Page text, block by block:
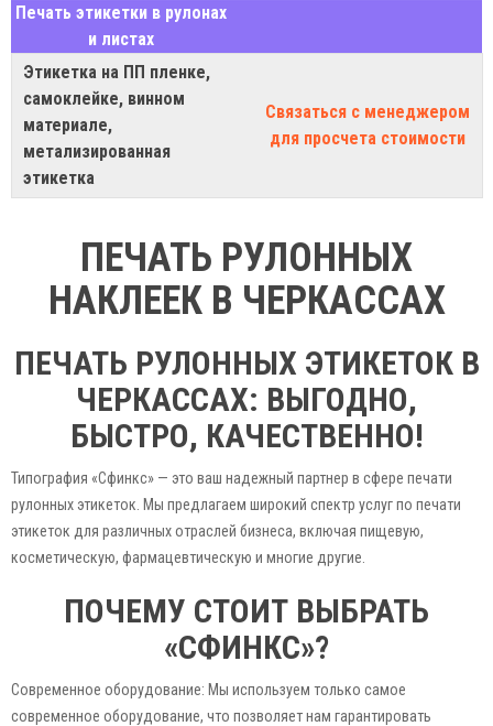
Печать этикетки в рулонах
и листах
Этикетка на ПП пленке,
самоклейке, винном
материале,
метализированная
этикетка
Связаться с менеджером
для просчета стоимости
ПЕЧАТЬ РУЛОННЫХ
НАКЛЕЕК В ЧЕРКАССАХ
ПЕЧАТЬ РУЛОННЫХ ЭТИКЕТОК В
ЧЕРКАССАХ: ВЫГОДНО,
БЫСТРО, КАЧЕСТВЕННО!
Типография «Сфинкс» — это ваш надежный партнер в сфере печати
рулонных этикеток. Мы предлагаем широкий спектр услуг по печати
этикеток для различных отраслей бизнеса, включая пищевую,
косметическую, фармацевтическую и многие другие.
ПОЧЕМУ СТОИТ ВЫБРАТЬ
«СФИНКС»?
Современное оборудование: Мы используем только самое
современное оборудование, что позволяет нам гарантировать